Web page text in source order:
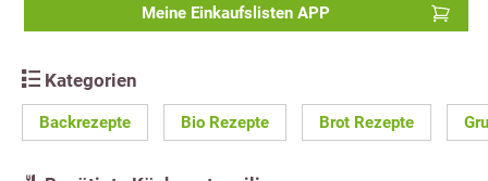
Meine Einkaufslisten APP
Kategorien
Backrezepte Bio Rezepte Brot Rezepte